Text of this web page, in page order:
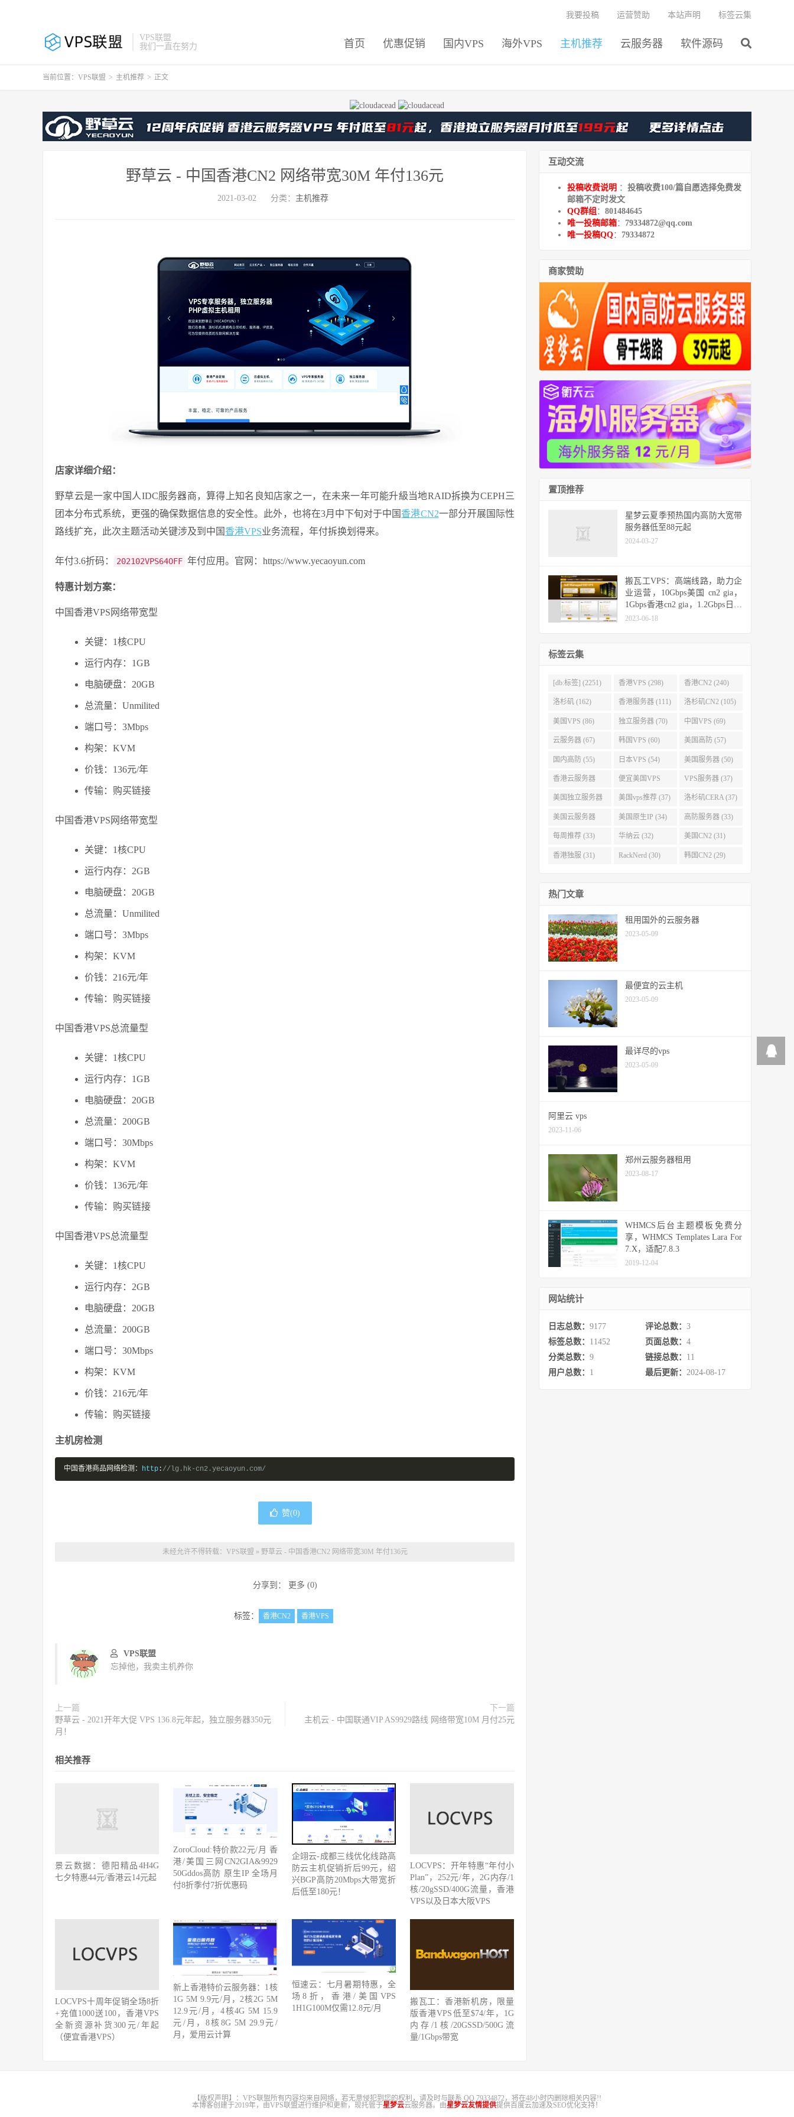
VPS联盟
我们一直在努力
首页 优惠促销 国内VPS 海外VPS 主机推荐 云服务器 软件源码
我要投稿 运营赞助 本站声明 标签云集
当前位置： VPS联盟 > 主机推荐 > 正文
野草云 - 中国香港CN2 网络带宽30M 年付136元
2021-03-02 分类： 主机推荐
店家详细介绍：
野草云是一家中国人IDC服务器商，算得上知名良知店家之一，在未来一年可能升級当地RAID拆换为CEPH三
团本分布式系统，更强的确保数据信息的安全性。此外，也将在3月中下旬对于中国 香港CN2一部分开展国际性
路线扩充，此次主题活动关键涉及到中国 香港VPS业务流程，年付拆换划得来。
年付3.6折码： 202102VPS64OFF 年付应用。官网：https://www.yecaoyun.com
特惠计划方案：
中国香港VPS网络带宽型
关键：1核CPU
运行内存：1GB
电脑硬盘：20GB
总流量：Unmilited
端口号：3Mbps
构架：KVM
价钱：136元/年
传输：购买链接
中国香港VPS网络带宽型
关键：1核CPU
运行内存：2GB
电脑硬盘：20GB
总流量：Unmilited
端口号：3Mbps
构架：KVM
价钱：216元/年
传输：购买链接
中国香港VPS总流量型
关键：1核CPU
运行内存：1GB
电脑硬盘：20GB
总流量：200GB
端口号：30Mbps
构架：KVM
价钱：136元/年
传输：购买链接
中国香港VPS总流量型
关键：1核CPU
运行内存：2GB
电脑硬盘：20GB
总流量：200GB
端口号：30Mbps
构架：KVM
价钱：216元/年
传输：购买链接
主机房检测
中国香港商品网络检测： http : //lg.hk-cn2.yecaoyun.com/
赞(0)
未经允许不得转载： VPS联盟 » 野草云 - 中国香港CN2 网络带宽30M 年付136元
分享到： 更多 (0)
标签： 香港CN2 香港VPS
VPS联盟
忘掉他，我卖主机养你
上一篇
野草云 - 2021开年大促 VPS 136.8元年起，独立服务器350元
月！
下一篇
主机云 - 中国联通VIP AS9929路线 网络带宽10M 月付25元
相关推荐
景云数据：德阳精品4H4G
七夕特惠44元/香港云14元起
ZoroCloud:特价款22元/月 香
港/美国三网CN2GIA&9929
50Gddos高防 原生IP 全场月
付8折季付7折优惠码
企翊云-成都三线优化线路高
防云主机促销折后99元，绍
兴BGP高防20Mbps大带宽折
后低至180元！
LOCVPS：开年特惠“年付小
Plan”，252元/年，2G内存/1
核/20gSSD/400G流量，香港
VPS以及日本大阪VPS
LOCVPS十周年促销全场8折
+充值1000送100，香港VPS
全新资源补货300元/年起
（便宜香港VPS）
新上香港特价云服务器：1核
1G 5M 9.9元/月，2核2G 5M
12.9元/月，4核4G 5M 15.9
元/月，8核8G 5M 29.9元/
月，爱用云计算
恒速云：七月暑期特惠，全
场8折，香港/美国VPS
1H1G100M仅需12.8元/月
搬瓦工：香港新机房，限量
版香港VPS低至$74/年，1G
内存/1核/20GSSD/500G流
量/1Gbps带宽
互动交流
投稿收费说明 ： 投稿收费100/篇自愿选择免费发
邮箱不定时发文
QQ群组 ： 801484645
唯一投稿邮箱： 79334872@qq.com
唯一投稿QQ： 79334872
商家赞助
置顶推荐
星梦云夏季预热国内高防大宽带
服务器低至88元起
2024-03-27
搬瓦工VPS：高端线路，助力企
业运营，10Gbps美国 cn2 gia，
1Gbps香港cn2 gia，1.2Gbps日本
cn2 gia，10Gbps日本软银
2023-06-18
标签云集
[db:标签] (2251) 香港VPS (298) 香港CN2 (240)
洛杉矶 (162) 香港服务器 (111) 洛杉矶CN2 (105)
美国VPS (86) 独立服务器 (70) 中国VPS (69)
云服务器 (67) 韩国VPS (60) 美国高防 (57)
国内高防 (55) 日本VPS (54) 美国服务器 (50)
香港云服务器
(40)
便宜美国VPS
(38)
VPS服务器 (37)
美国独立服务器
(37)
美国vps推荐 (37) 洛杉矶CERA (37)
美国云服务器
(34)
美国原生IP (34) 高防服务器 (33)
每周推荐 (33) 华纳云 (32) 美国CN2 (31)
香港独服 (31) RackNerd (30) 韩国CN2 (29)
热门文章
租用国外的云服务器
2023-05-09
最便宜的云主机
2023-05-09
最详尽的vps
2023-05-09
阿里云 vps
2023-11-06
郑州云服务器租用
2023-08-17
WHMCS后台主题模板免费分
享，WHMCS Templates Lara For
7.X，适配7.8.3
2019-12-04
网站统计
日志总数： 9177 评论总数： 3
标签总数： 11452 页面总数： 4
分类总数： 9 链接总数： 11
用户总数： 1 最后更新： 2024-08-17
【版权声明】：VPS联盟所有内容均来自网络，若无意侵犯到您的权利，请及时与联系 QQ 79334872，将在48小时内删除相关内容!!
本博客创建于2019年，由VPS联盟进行维护和更新，现托管于星梦云云服务器。由星梦云友情提供提供百度云加速及SEO优化支持！